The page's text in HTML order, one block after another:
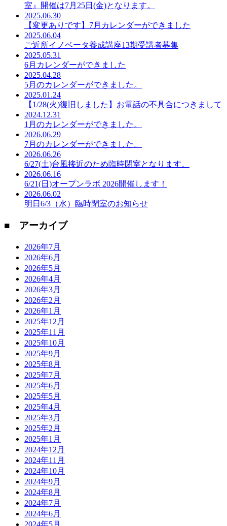
室』開催は7月25日(金)となります。
2025.06.30
【変更ありです】7月カレンダーができました
2025.06.04
ご近所イノベータ養成講座13期受講者募集
2025.05.31
6月カレンダーができました
2025.04.28
5月のカレンダーができました。
2025.01.24
【1/28(火)復旧しました】お電話の不具合につきまして
2024.12.31
1月のカレンダーができました。
2026.06.29
7月のカレンダーができました。
2026.06.26
6/27(土)台風接近のため臨時閉室となります。
2026.06.16
6/21(日)オープンラボ 2026開催します！
2026.06.02
明日6/3（水）臨時閉室のお知らせ
■ アーカイブ
2026年7月
2026年6月
2026年5月
2026年4月
2026年3月
2026年2月
2026年1月
2025年12月
2025年11月
2025年10月
2025年9月
2025年8月
2025年7月
2025年6月
2025年5月
2025年4月
2025年3月
2025年2月
2025年1月
2024年12月
2024年11月
2024年10月
2024年9月
2024年8月
2024年7月
2024年6月
2024年5月